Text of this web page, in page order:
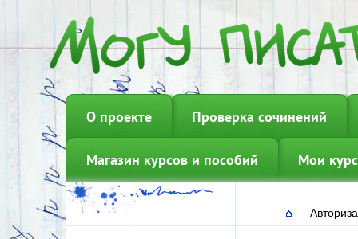
О проекте Проверка сочинений
Магазин курсов и пособий Мои
—